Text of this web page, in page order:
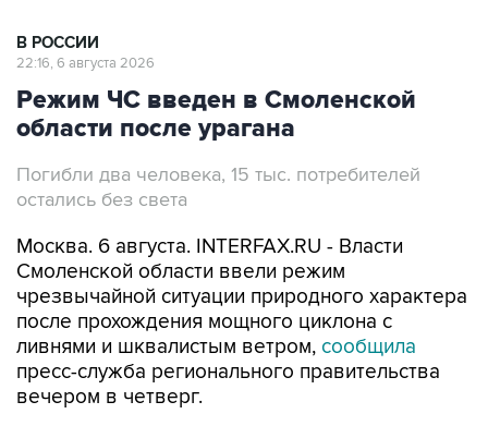
В РОССИИ
22:16, 6 августа 2026
Режим ЧС введен в Смоленской
области после урагана
Погибли два человека, 15 тыс. потребителей
остались без света
Москва. 6 августа. INTERFAX.RU - Власти
Смоленской области ввели режим
чрезвычайной ситуации природного характера
после прохождения мощного циклона с
ливнями и шквалистым ветром, сообщила
пресс-служба регионального правительства
вечером в четверг.